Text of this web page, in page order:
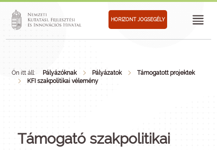
HORIZONT JOGSEGÉLY
Ön itt áll: Pályázóknak Pályázatok
Támogatott projektek
KFI szakpolitikai vélemény
Támogató szakpolitikai